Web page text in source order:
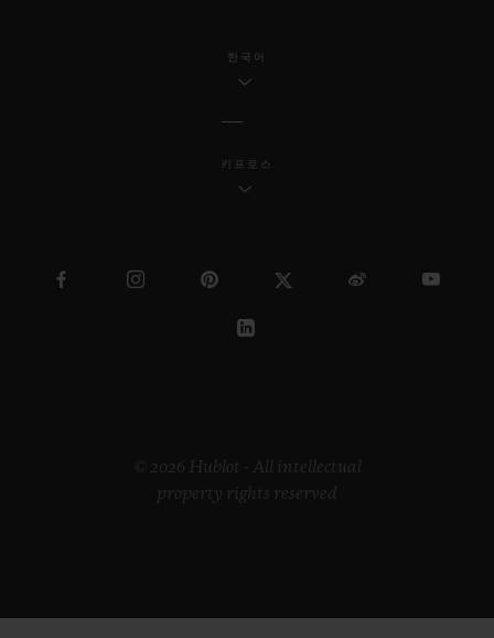
한국어
키프로스
© 2026 Hublot - All intellectual
property rights reserved